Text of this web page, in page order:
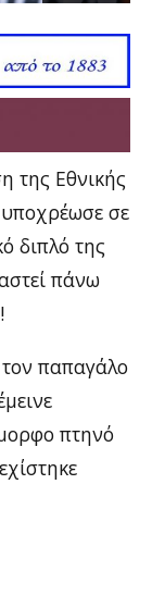
της Εθνικής
σε
διπλό της
πάνω
τον παπαγάλο
πτηνό